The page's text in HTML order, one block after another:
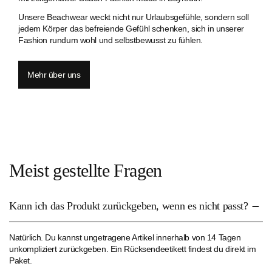
Unsere Beachwear weckt nicht nur Urlaubsgefühle, sondern soll
jedem Körper das befreiende Gefühl schenken, sich in unserer
Fashion rundum wohl und selbstbewusst zu fühlen.
Mehr über uns
Meist gestellte Fragen
Kann ich das Produkt zurückgeben, wenn es nicht passt?
Natürlich. Du kannst ungetragene Artikel innerhalb von 14 Tagen
unkompliziert zurückgeben. Ein Rücksendeetikett findest du direkt im
Paket.